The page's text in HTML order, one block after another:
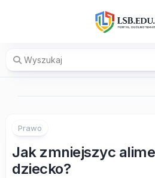
Prawo
Jak zmniejszyc
dziecko?